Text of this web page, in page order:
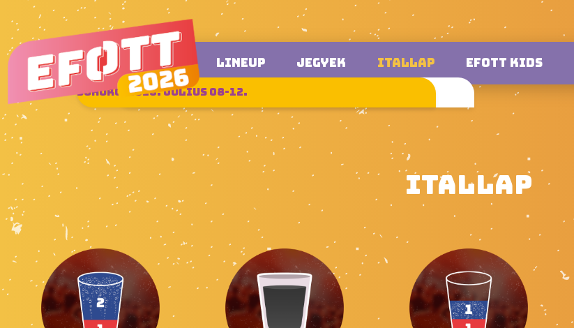
LINEUP JEGYEK ITALLAP EFOTT KIDS
SUKORÓ, 2026. JÚLIUS 08-12.
ITALLAP